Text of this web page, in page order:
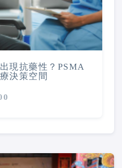
現抗藥性？PSMA
決策空間